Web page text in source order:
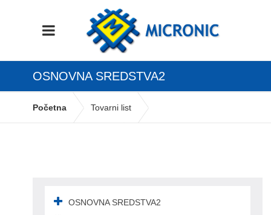
OSNOVNA SREDSTVA2
Početna Tovarni list
OSNOVNA SREDSTVA2